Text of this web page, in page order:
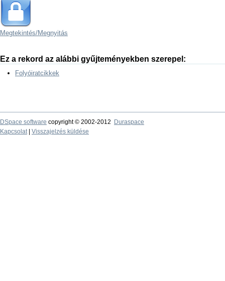
Megtekintés/Megnyitás
Ez a rekord az alábbi gyűjteményekben szerepel:
Folyóiratcikkek
DSpace software copyright © 2002-2012
Duraspace
Kapcsolat| Visszajelzés küldése